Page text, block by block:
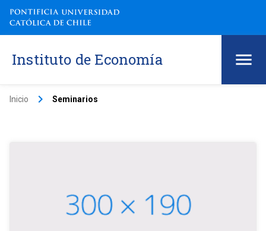
Instituto de Economía
Inicio keyboard_arrow_right Seminarios